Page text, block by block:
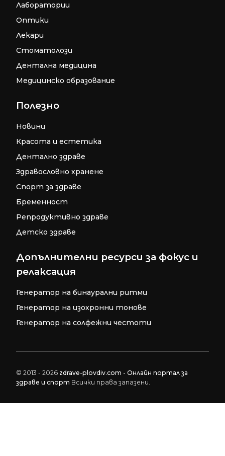
Лаборатории
Оптики
Лекари
Стоматолози
Дентална медицина
Медицинско образование
Полезно
Новини
Красота и естетика
Дентално здраве
Здравословно хранене
Спорт за здраве
Бременност
Репродуктивно здраве
Детско здраве
Допълнителни ресурси за фокус и
релаксация
Генератор на бинаурални ритми
Генератор на изохронни тонове
Генератор на солфежни честоти
© 2013 - 2026 zdrave-plovdiv.com - Онлайн портал за
здраве и спорт Всички права запазени.